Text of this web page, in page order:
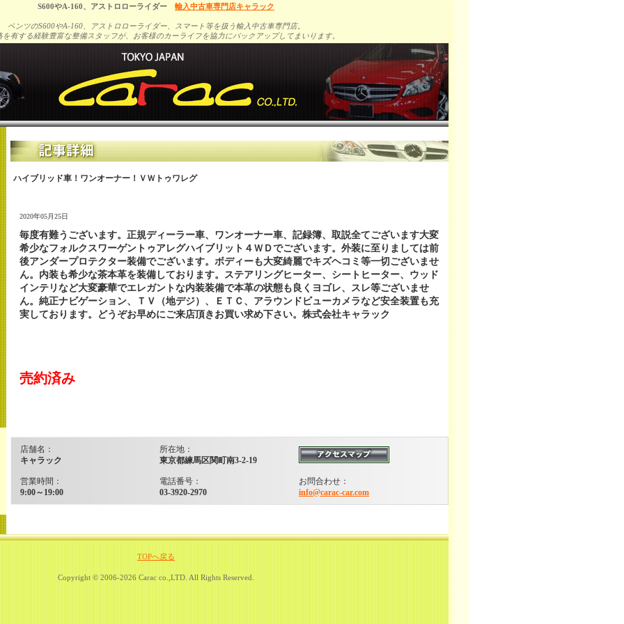
S600やA-160、アストロローライダー 輸入中古車専門店キャラック
ベンツのS600やA-160、アストロローライダー、スマート等を扱う輸入中古車専門店。
を有する経験豊富な整備スタッフが、お客様のカーライフを協力にバックアップしてまいります。
ハイブリッド車！ワンオーナー！ＶＷトゥワレグ
2020年05月25日
毎度有難うございます。正規ディーラー車、ワンオーナー車、記録簿、取説全てございます大変
希少なフォルクスワーゲントゥアレグハイブリット４ＷＤでございます。外装に至りましては前
後アンダープロテクター装備でございます。ボディーも大変綺麗でキズヘコミ等一切ございませ
ん。内装も希少な茶本革を装備しております。ステアリングヒーター、シートヒーター、ウッド
インテリなど大変豪華でエレガントな内装装備で本革の状態も良くヨゴレ、スレ等ございませ
ん。純正ナビゲーション、ＴＶ（地デジ）、ＥＴＣ、アラウンドビューカメラなど安全装置も充
実しております。どうぞお早めにご来店頂きお買い求め下さい。株式会社キャラック
売約済み
店舗名：
キャラック
所在地：
東京都練馬区関町南3-2-19
営業時間：
9:00～19:00
電話番号：
03-3920-2970
お問合わせ：
info@carac-car.com
TOPへ戻る
Copyright © 2006-2026 Carac co.,LTD. All Rights Reserved.